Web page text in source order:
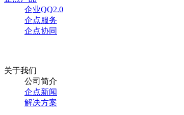
企业QQ2.0
企点服务
企点协同
关于我们
公司简介
企点新闻
解决方案